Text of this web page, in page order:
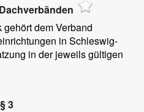
dem Verband
in Schleswig-
in der jeweils gültigen
§ 3